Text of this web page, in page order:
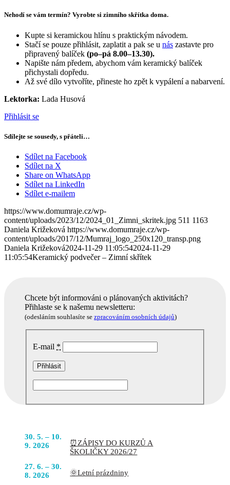
Nehodí se vám termín? Vyrobte si zimního skřítka doma.
Kupte si keramickou hlínu s praktickým návodem.
Stačí se pouze přihlásit, zaplatit a pak se u nás zastavte pro
připravený balíček (po–pá 8.00–13.30).
Napište nám předem, abychom vám keramický balíček
přichystali dopředu.
Až své dílo vytvoříte, přineste ho zpět k vypálení a nabarvení.
Lektorka: Lada Husová
Přihlásit se
Sdílejte se sousedy, s přáteli…
Sdílet na Facebook
Sdílet na X
Share on WhatsApp
Sdílet na LinkedIn
Sdílet e-mailem
https://www.domumraje.cz/wp-
content/uploads/2023/12/2024_01_Zimni_skritek.jpg 511 1163
Daniela Križeková https://www.domumraje.cz/wp-
content/uploads/2017/12/Mumraj_logo_250x120_transp.png
Daniela Križeková2024-11-29 11:05:542024-11-29
11:05:54Keramický podvečer – Zimní skřítek
Chcete být informováni o plánovaných aktivitách?
Přihlaste se k našemu newsletteru:
(odesláním souhlasíte se zpracováním osobních údajů)
E-mail *
30. 5. – 10.
9. 2026
⏰ZÁPISY DO KURZŮ A
ŠKOLIČKY 2026/27
27. 6. – 30.
8. 2026
🌞Letní prázdniny